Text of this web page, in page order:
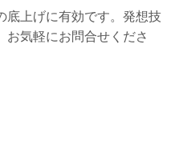
底上げに有効です。発想技
お気軽にお問合せくださ